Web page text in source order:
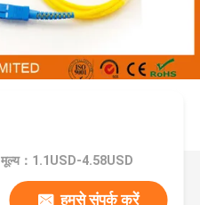
मूल्य：1.1USD-4.58USD
हमसे संपर्क करें